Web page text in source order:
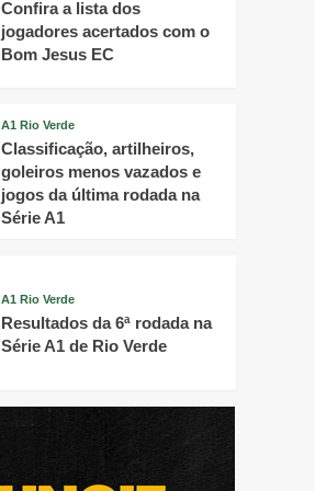
Confira a lista dos
jogadores acertados com o
Bom Jesus EC
A1 Rio Verde
Classificação, artilheiros,
goleiros menos vazados e
jogos da última rodada na
Série A1
A1 Rio Verde
Resultados da 6ª rodada na
Série A1 de Rio Verde